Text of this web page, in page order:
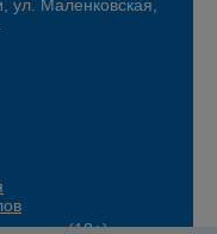
ул. Маленковская,
(18+)